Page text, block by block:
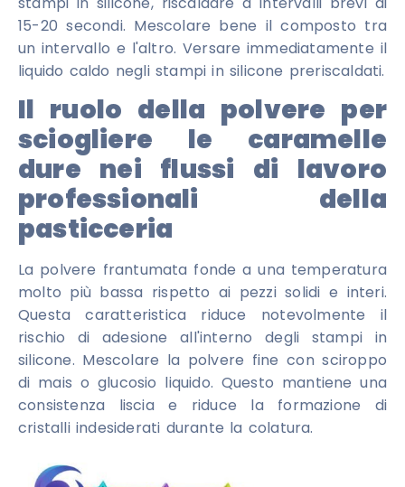
15-20 secondi. Mescolare bene il composto tra
un intervallo e l'altro. Versare immediatamente il
liquido caldo negli stampi in silicone preriscaldati.
Il ruolo della polvere per
sciogliere le caramelle
dure nei flussi di lavoro
professionali della
pasticceria
La polvere frantumata fonde a una temperatura
molto più bassa rispetto ai pezzi solidi e interi.
Questa caratteristica riduce notevolmente il
rischio di adesione all'interno degli stampi in
silicone. Mescolare la polvere fine con sciroppo
di mais o glucosio liquido. Questo mantiene una
consistenza liscia e riduce la formazione di
cristalli indesiderati durante la colatura.